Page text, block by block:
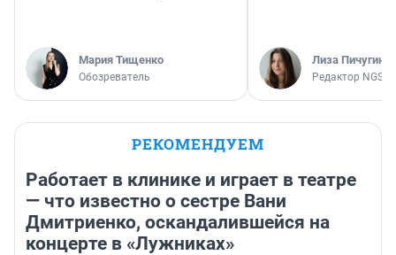
Мария Тищенко
Обозреватель
Лиза Пичугина
Редактор
РЕКОМЕНДУЕМ
Работает в клинике и играет в театре
— что известно о сестре Вани
Дмитриенко, оскандалившейся на
концерте в «Лужниках»